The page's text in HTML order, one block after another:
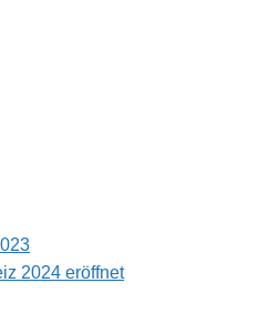
2024 eröffnet